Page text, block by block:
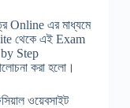
Online এর মাধ্যমে
থেকে এই Exam
by Step
করা হলো।
ওয়েবসাইট